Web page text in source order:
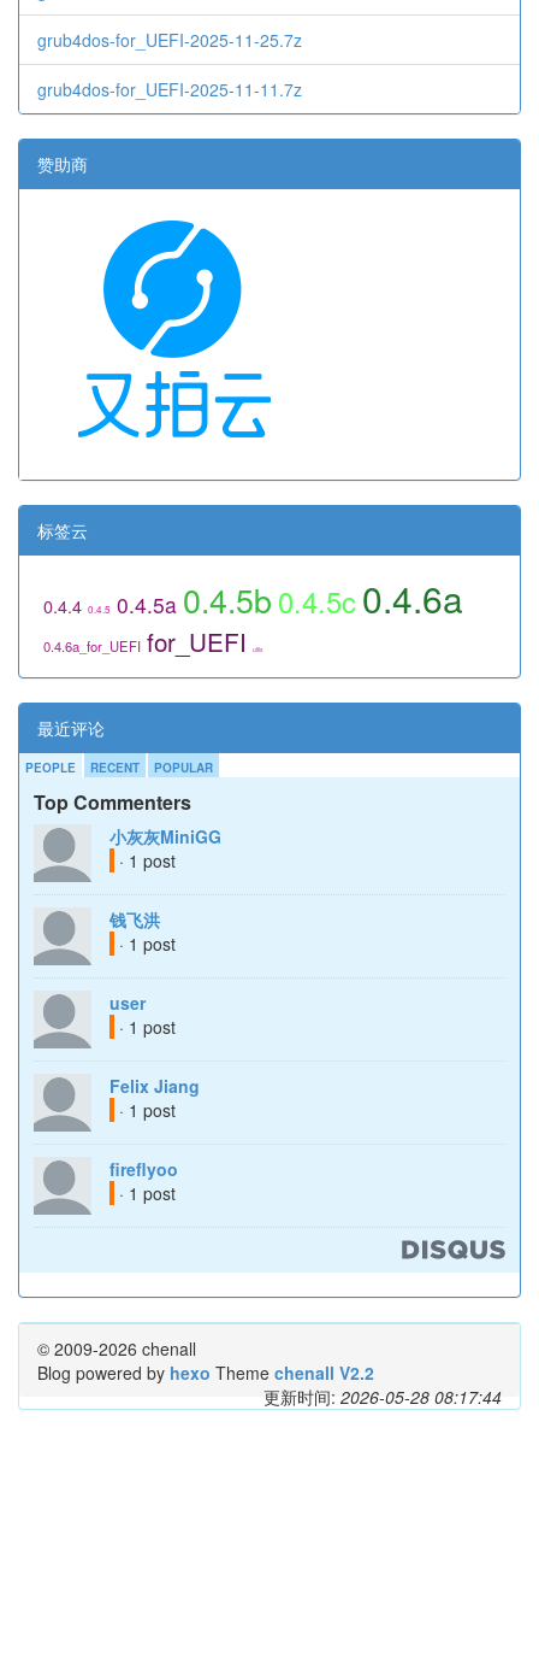
grub4dos-for_UEFI-2025-11-25.7z
grub4dos-for_UEFI-2025-11-11.7z
赞助商
标签云
0.4.4 0.4.5 0.4.5a 0.4.5b 0.4.5c0.4.6a
0.4.6a_for_UEFI for_UEFI utils
最近评论
PEOPLE RECENT POPULAR
Top Commenters
小灰灰MiniGG
· 1 post
钱飞洪
· 1 post
user
· 1 post
Felix Jiang
· 1 post
fireflyoo
· 1 post
© 2009-2026 chenall
Blog powered by hexo Theme chenall V2.2
更新时间: 2026-05-28 08:17:44